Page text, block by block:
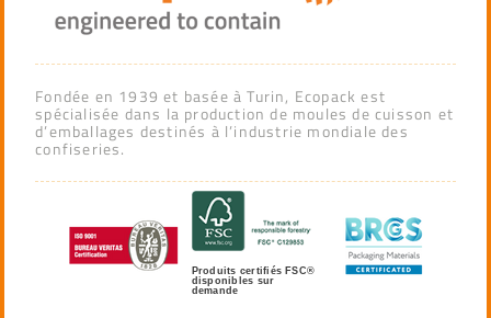
Fondée en 1939 et basée à Turin, Ecopack est
spécialisée dans la production de moules de cuisson et
d’emballages destinés à l’industrie mondiale des
confiseries.
Produits certifiés FSC®
disponibles sur
demande